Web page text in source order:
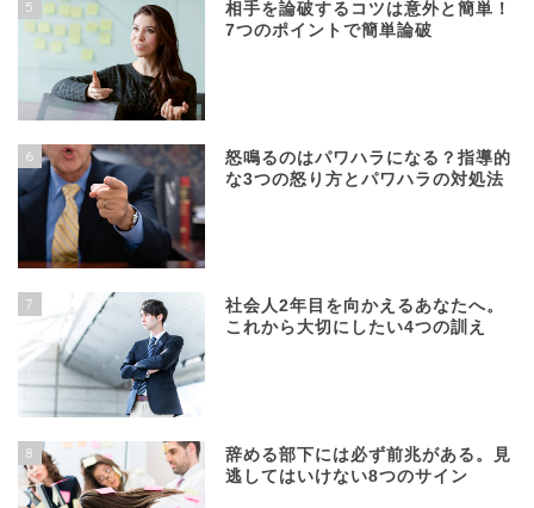
5
相手を論破するコツは意外と簡単！
7つのポイントで簡単論破
6
怒鳴るのはパワハラになる？指導的
な3つの怒り方とパワハラの対処法
7
社会人2年目を向かえるあなたへ。
これから大切にしたい4つの訓え
8
辞める部下には必ず前兆がある。見
逃してはいけない8つのサイン